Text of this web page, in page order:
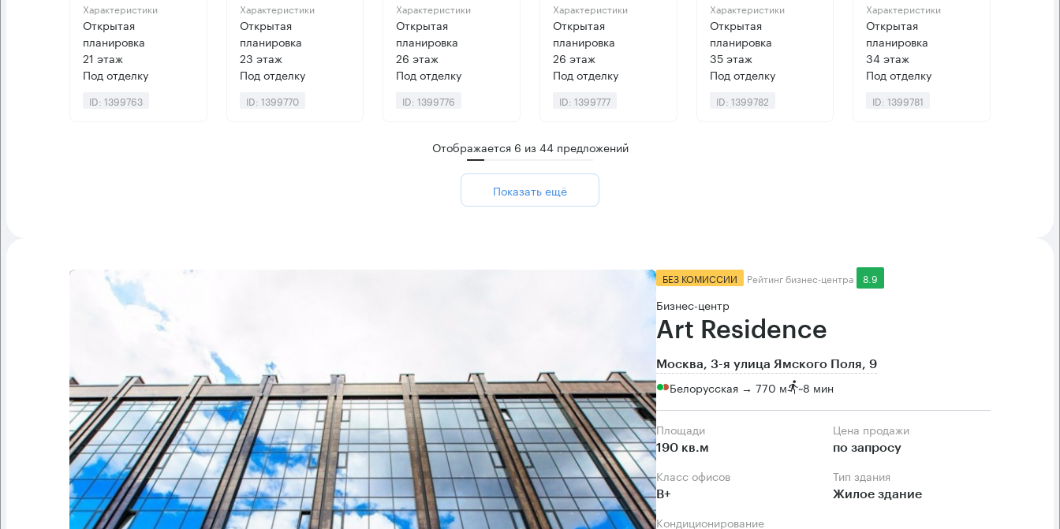
Характеристики
Открытая
планировка
21 этаж
Под отделку
ID: 1399763
Характеристики
Открытая
планировка
23 этаж
Под отделку
ID: 1399770
Характеристики
Открытая
планировка
26 этаж
Под отделку
ID: 1399776
Характеристики
Открытая
планировка
26 этаж
Под отделку
ID: 1399777
Характеристики
Открытая
планировка
35 этаж
Под отделку
ID: 1399782
Характеристики
Открытая
планировка
34 этаж
Под отделку
ID: 1399781
Отображается 6 из44предложений
Показать ещё
БЕЗ КОМИССИИ Рейтинг бизнес-центра 8.9
Бизнес-центр
Art Residence
Москва, 3-я улица Ямского Поля, 9
Белорусская → 770 м ~8 мин
Площади
190 кв.м
Цена продажи
по запросу
Класс офисов
B+
Тип здания
Жилое здание
Кондиционирование